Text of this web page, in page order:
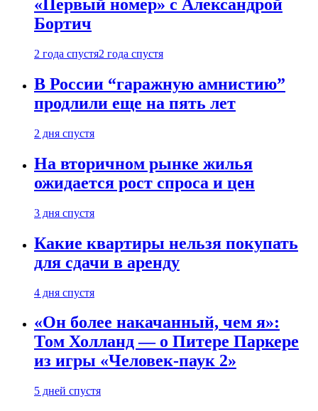
«Первый номер» с Александрой
Бортич
2 года спустя2 года спустя
В России “гаражную амнистию”
продлили еще на пять лет
2 дня спустя
На вторичном рынке жилья
ожидается рост спроса и цен
3 дня спустя
Какие квартиры нельзя покупать
для сдачи в аренду
4 дня спустя
«Он более накачанный, чем я»:
Том Холланд — о Питере Паркере
из игры «Человек-паук 2»
5 дней спустя